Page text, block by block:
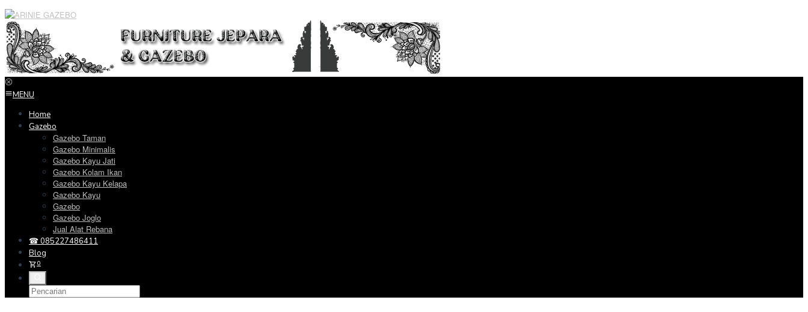
Loncat
ke
konten
MENU
Home
Gazebo
Gazebo Taman
Gazebo Minimalis
Gazebo Kayu Jati
Gazebo Kolam Ikan
Gazebo Kayu Kelapa
Gazebo Kayu
Gazebo
Gazebo Joglo
Jual Alat Rebana
☎ 085227486411
Blog
0